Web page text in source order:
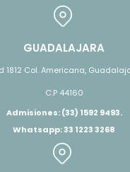
GUADALAJARA
1812 Col. Americana,
C.P 44160
Admisiones: (33) 1592 9493.
Whatsapp: 33 1223 3268